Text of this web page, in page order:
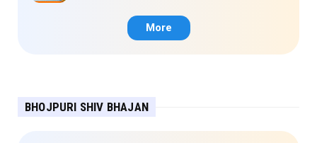
More
BHOJPURI SHIV BHAJAN